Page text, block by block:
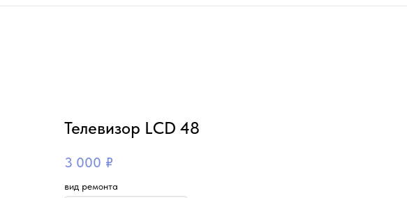
Телевизор LCD 48
3 000 ₽
вид ремонта